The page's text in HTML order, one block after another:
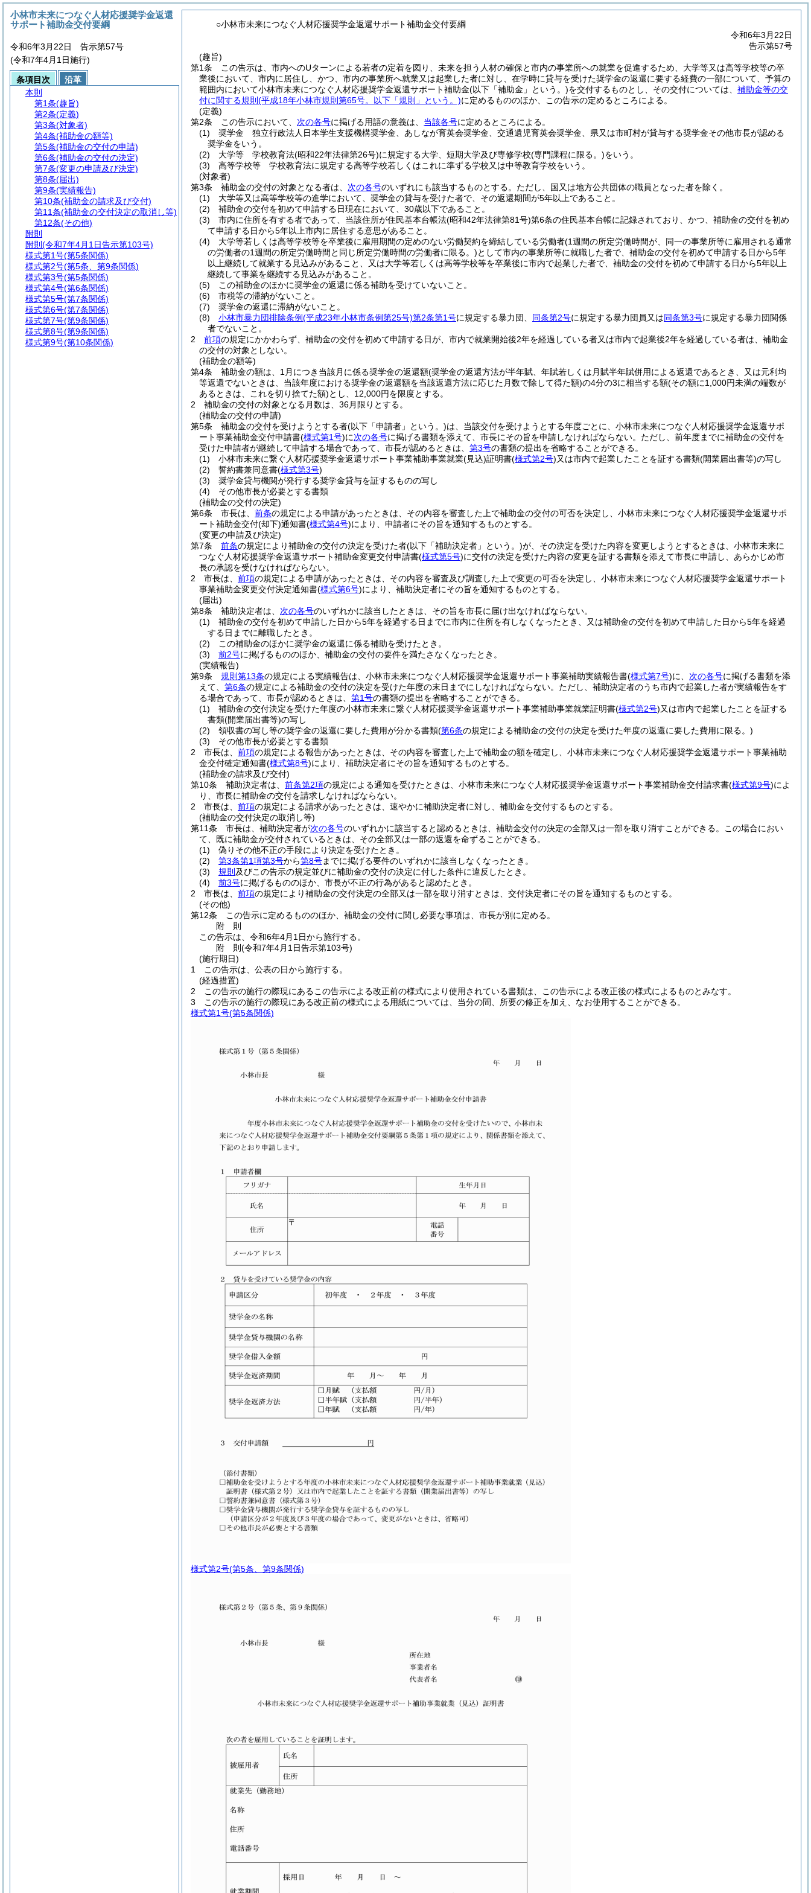
○小林市未来につなぐ人材応援奨学金返還サポート補助金交付要綱
令和6年3月22日
告示第57号
(趣旨)
第1条
この告示は、市内へのUターンによる若者の定着を図り、未来を担う人材の確保と市内の事業所への就業を促進するため、大学等又は高等学校等の卒
業後において、市内に居住し、かつ、市内の事業所へ就業又は起業した者に対し、在学時に貸与を受けた奨学金の返還に要する経費の一部について、予算の
範囲内において小林市未来につなぐ人材応援奨学金返還サポート補助金(以下「補助金」という。)を交付するものとし、その交付については、 補助金等の交
付に関する規則 (平成18年小林市規則第65号。以下「規則」という。)に定めるもののほか、この告示の定めるところによる。
(定義)
第2条
この告示において、 次の各号に掲げる用語の意義は、 当該各号に定めるところによる。
(1)
奨学金 独立行政法人日本学生支援機構奨学金、あしなが育英会奨学金、交通遺児育英会奨学金、県又は市町村が貸与する奨学金その他市長が認める
奨学金をいう。
(2)
大学等 学校教育法(昭和22年法律第26号)に規定する大学、短期大学及び専修学校(専門課程に限る。)をいう。
(3)
高等学校等 学校教育法に規定する高等学校若しくはこれに準ずる学校又は中等教育学校をいう。
(対象者)
第3条
補助金の交付の対象となる者は、 次の各号のいずれにも該当するものとする。 ただし、国又は地方公共団体の職員となった者を除く。
(1)
大学等又は高等学校等の進学において、奨学金の貸与を受けた者で、その返還期間が5年以上であること。
(2)
補助金の交付を初めて申請する日現在において、30歳以下であること。
(3)
市内に住所を有する者であって、当該住所が住民基本台帳法(昭和42年法律第81号)第6条の住民基本台帳に記録されており、かつ、補助金の交付を初め
て申請する日から5年以上市内に居住する意思があること。
(4)
大学等若しくは高等学校等を卒業後に雇用期間の定めのない労働契約を締結している労働者(1週間の所定労働時間が、同一の事業所等に雇用される通常
の労働者の1週間の所定労働時間と同じ所定労働時間の労働者に限る。)として市内の事業所等に就職した者で、補助金の交付を初めて申請する日から5年
以上継続して就業する見込みがあること、又は大学等若しくは高等学校等を卒業後に市内で起業した者で、補助金の交付を初めて申請する日から5年以上
継続して事業を継続する見込みがあること。
(5)
この補助金のほかに奨学金の返還に係る補助を受けていないこと。
(6)
市税等の滞納がないこと。
(7)
奨学金の返還に滞納がないこと。
(8)
小林市暴力団排除条例(平成23年小林市条例第25号)第2条第1号に規定する暴力団、 同条第2号に規定する暴力団員又は同条第3号に規定する暴力団関係
者でないこと。
2
前項の規定にかかわらず、補助金の交付を初めて申請する日が、市内で就業開始後2年を経過している者又は市内で起業後2年を経過している者は、補助金
の交付の対象としない。
(補助金の額等)
第4条
補助金の額は、1月につき当該月に係る奨学金の返還額(奨学金の返還方法が半年賦、年賦若しくは月賦半年賦併用による返還であるとき、又は元利均
等返還でないときは、当該年度における奨学金の返還額を当該返還方法に応じた月数で除して得た額)の4分の3に相当する額(その額に1,000円未満の端数が
あるときは、これを切り捨てた額)とし、12,000円を限度とする。
2
補助金の交付の対象となる月数は、36月限りとする。
(補助金の交付の申請)
第5条
補助金の交付を受けようとする者(以下「申請者」という。)は、当該交付を受けようとする年度ごとに、小林市未来につなぐ人材応援奨学金返還サポ
ート事業補助金交付申請書(様式第1号)に次の各号に掲げる書類を添えて、市長にその旨を申請しなければならない。 ただし、前年度までに補助金の交付を
受けた申請者が継続して申請する場合であって、市長が認めるときは、 第3号の書類の提出を省略することができる。
(1)
小林市未来に繋ぐ人材応援奨学金返還サポート事業補助事業就業(見込)証明書(様式第2号)又は市内で起業したことを証する書類(開業届出書等)の写し
(2)
誓約書兼同意書(様式第3号)
(3)
奨学金貸与機関が発行する奨学金貸与を証するものの写し
(4)
その他市長が必要とする書類
(補助金の交付の決定)
第6条
市長は、 前条の規定による申請があったときは、その内容を審査した上で補助金の交付の可否を決定し、小林市未来につなぐ人材応援奨学金返還サポ
ート補助金交付(却下)通知書(様式第4号)により、申請者にその旨を通知するものとする。
(変更の申請及び決定)
第7条
前条の規定により補助金の交付の決定を受けた者(以下「補助決定者」という。)が、その決定を受けた内容を変更しようとするときは、小林市未来に
つなぐ人材応援奨学金返還サポート補助金変更交付申請書(様式第5号)に交付の決定を受けた内容の変更を証する書類を添えて市長に申請し、あらかじめ市
長の承認を受けなければならない。
2
市長は、 前項の規定による申請があったときは、その内容を審査及び調査した上で変更の可否を決定し、小林市未来につなぐ人材応援奨学金返還サポート
事業補助金変更交付決定通知書(様式第6号)により、補助決定者にその旨を通知するものとする。
(届出)
第8条
補助決定者は、 次の各号のいずれかに該当したときは、その旨を市長に届け出なければならない。
(1)
補助金の交付を初めて申請した日から5年を経過する日までに市内に住所を有しなくなったとき、又は補助金の交付を初めて申請した日から5年を経過
する日までに離職したとき。
(2)
この補助金のほかに奨学金の返還に係る補助を受けたとき。
(3)
前2号に掲げるもののほか、補助金の交付の要件を満たさなくなったとき。
(実績報告)
第9条
規則第13条の規定による実績報告は、小林市未来につなぐ人材応援奨学金返還サポート事業補助実績報告書(様式第7号)に、 次の各号に掲げる書類を添
えて、 第6条の規定による補助金の交付の決定を受けた年度の末日までにしなければならない。 ただし、補助決定者のうち市内で起業した者が実績報告をす
る場合であって、市長が認めるときは、 第1号の書類の提出を省略することができる。
(1)
補助金の交付決定を受けた年度の小林市未来に繋ぐ人材応援奨学金返還サポート事業補助事業就業証明書(様式第2号)又は市内で起業したことを証する
書類(開業届出書等)の写し
(2)
領収書の写し等の奨学金の返還に要した費用が分かる書類(第6条の規定による補助金の交付の決定を受けた年度の返還に要した費用に限る。)
(3)
その他市長が必要とする書類
2
市長は、 前項の規定による報告があったときは、その内容を審査した上で補助金の額を確定し、小林市未来につなぐ人材応援奨学金返還サポート事業補助
金交付確定通知書(様式第8号)により、補助決定者にその旨を通知するものとする。
(補助金の請求及び交付)
第10条
補助決定者は、 前条第2項の規定による通知を受けたときは、小林市未来につなぐ人材応援奨学金返還サポート事業補助金交付請求書(様式第9号)によ
り、市長に補助金の交付を請求しなければならない。
2
市長は、 前項の規定による請求があったときは、速やかに補助決定者に対し、補助金を交付するものとする。
(補助金の交付決定の取消し等)
第11条
市長は、補助決定者が次の各号のいずれかに該当すると認めるときは、補助金交付の決定の全部又は一部を取り消すことができる。
この場合におい
て、既に補助金が交付されているときは、その全部又は一部の返還を命ずることができる。
(1)
偽りその他不正の手段により決定を受けたとき。
(2)
第3条第1項第3号から第8号までに掲げる要件のいずれかに該当しなくなったとき。
(3)
規則 及びこの告示の規定並びに補助金の交付の決定に付した条件に違反したとき。
(4)
前3号に掲げるもののほか、市長が不正の行為があると認めたとき。
2
市長は、 前項の規定により補助金の交付決定の全部又は一部を取り消すときは、交付決定者にその旨を通知するものとする。
(その他)
第12条
この告示に定めるもののほか、補助金の交付に関し必要な事項は、市長が別に定める。
附 則
この告示は、令和6年4月1日から施行する。
附 則(令和7年4月1日告示第103号)
(施行期日)
1
この告示は、公表の日から施行する。
(経過措置)
2
この告示の施行の際現にあるこの告示による改正前の様式により使用されている書類は、この告示による改正後の様式によるものとみなす。
3
この告示の施行の際現にある改正前の様式による用紙については、当分の間、所要の修正を加え、なお使用することができる。
様式第1号(第5条関係)
様式第2号(第5条、第9条関係)
小林市未来につなぐ人材応援奨学金返還
サポート補助金交付要綱
令和6年3月22日 告示第57号
(令和7年4月1日施行)
条項目次
沿革
本則
第1条(趣旨)
第2条(定義)
第3条(対象者)
第4条(補助金の額等)
第5条(補助金の交付の申請)
第6条(補助金の交付の決定)
第7条(変更の申請及び決定)
第8条(届出)
第9条(実績報告)
第10条(補助金の請求及び交付)
第11条(補助金の交付決定の取消し等)
第12条(その他)
附則
附則 (令和7年4月1日告示第103号)
様式第1号(第5条関係)
様式第2号(第5条、第9条関係)
様式第3号(第5条関係)
様式第4号(第6条関係)
様式第5号(第7条関係)
様式第6号(第7条関係)
様式第7号(第9条関係)
様式第8号(第9条関係)
様式第9号(第10条関係)